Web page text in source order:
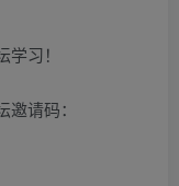
习！
请码：